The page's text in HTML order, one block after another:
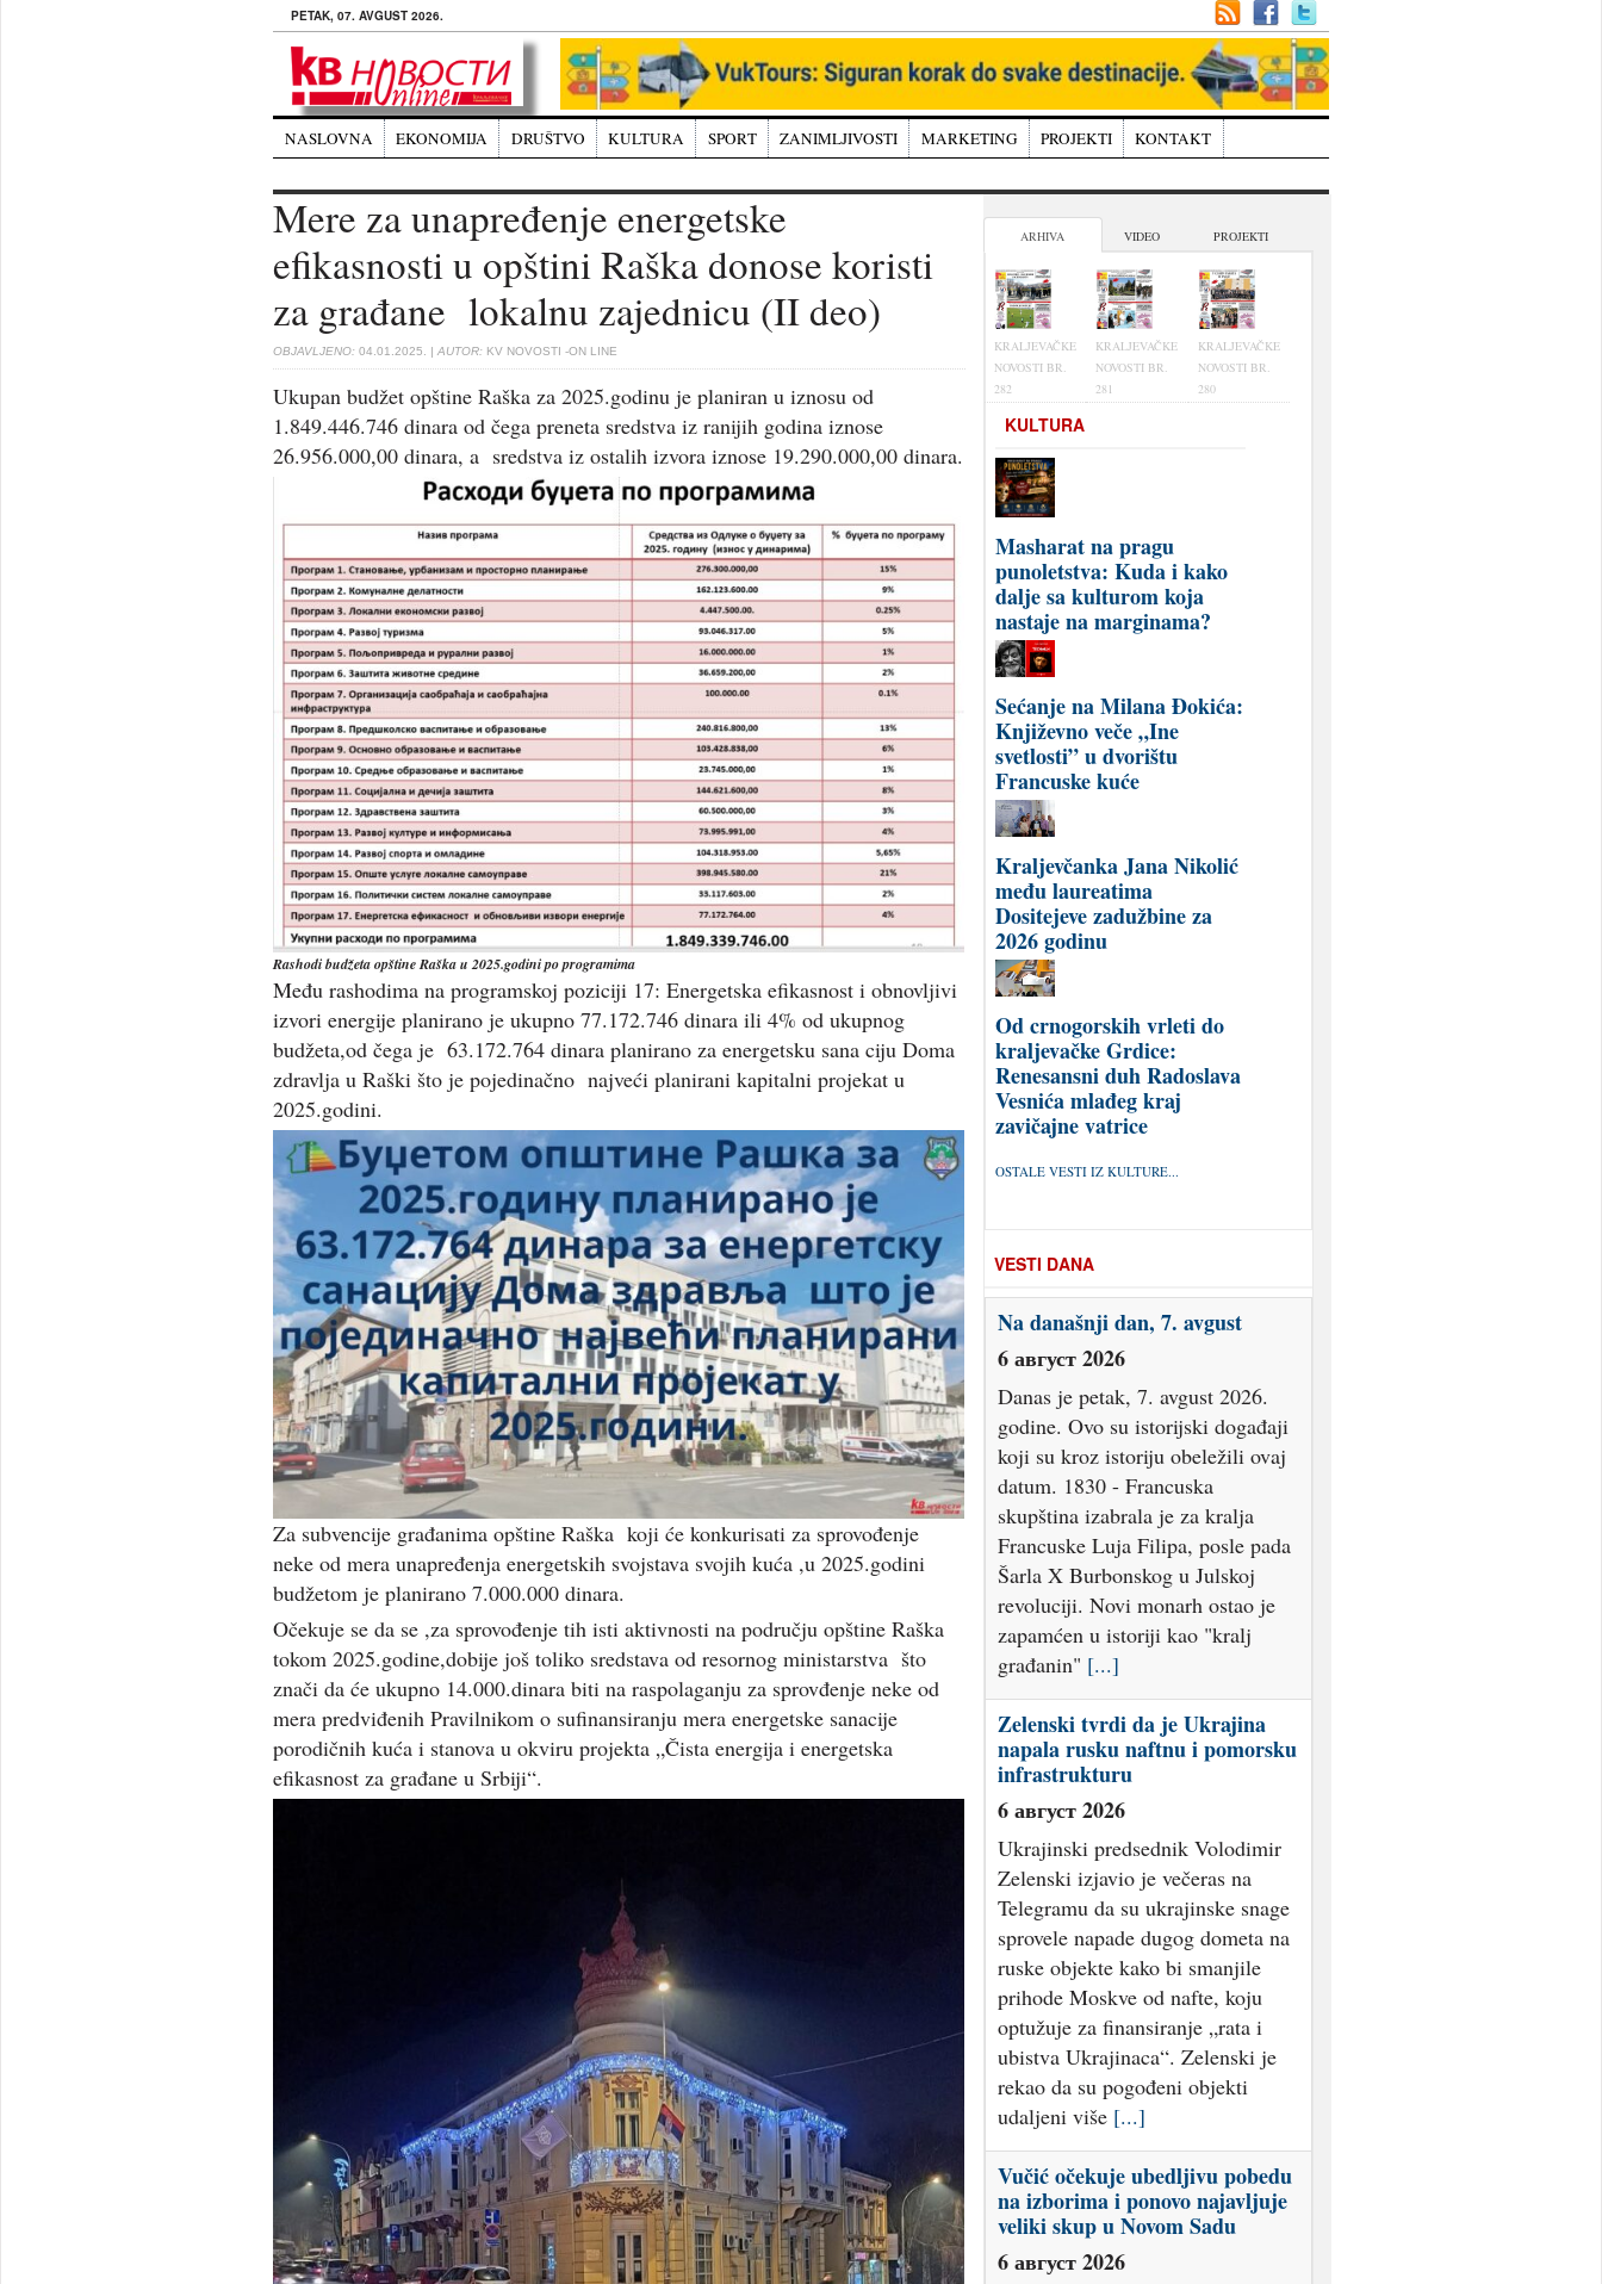
PETAK, 07. AVGUST 2026.
NASLOVNA EKONOMIJA DRUŠTVO KULTURA SPORT ZANIMLJIVOSTI MARKETING PROJEKTI KONTAKT
Mere za unapređenje energetske
efikasnosti u opštini Raška donose koristi
za građane lokalnu zajednicu (II deo)
OBJAVLJENO: 04.01.2025. | AUTOR: KV NOVOSTI -ON LINE
Ukupan budžet opštine Raška za 2025.godinu je planiran u iznosu od
1.849.446.746 dinara od čega preneta sredstva iz ranijih godina iznose
26.956.000,00 dinara, a sredstva iz ostalih izvora iznose 19.290.000,00 dinara.
Rashodi budžeta opštine Raška u 2025.godini po programima
Među rashodima na programskoj poziciji 17: Energetska efikasnost i obnovljivi
izvori energije planirano je ukupno 77.172.746 dinara ili 4% od ukupnog
budžeta,od čega je 63.172.764 dinara planirano za energetsku sana ciju Doma
zdravlja u Raški što je pojedinačno najveći planirani kapitalni projekat u
2025.godini.
Za subvencije građanima opštine Raška koji će konkurisati za sprovođenje
neke od mera unapređenja energetskih svojstava svojih kuća ,u 2025.godini
budžetom je planirano 7.000.000 dinara.
Očekuje se da se ,za sprovođenje tih isti aktivnosti na području opštine Raška
tokom 2025.godine,dobije još toliko sredstava od resornog ministarstva što
znači da će ukupno 14.000.dinara biti na raspolaganju za sprovđenje neke od
mera predviđenih Pravilnikom o sufinansiranju mera energetske sanacije
porodičnih kuća i stanova u okviru projekta „Čista energija i energetska
efikasnost za građane u Srbiji“.
ARHIVA VIDEO PROJEKTI
KRALJEVAČKE
NOVOSTI BR.
282
KRALJEVAČKE
NOVOSTI BR.
281
KRALJEVAČKE
NOVOSTI BR.
280
KULTURA
Masharat na pragu
punoletstva: Kuda i kako
dalje sa kulturom koja
nastaje na marginama?
Sećanje na Milana Đokića:
Književno veče „Ine
svetlosti” u dvorištu
Francuske kuće
Kraljevčanka Jana Nikolić
među laureatima
Dositejeve zadužbine za
2026 godinu
Od crnogorskih vrleti do
kraljevačke Grdice:
Renesansni duh Radoslava
Vesnića mlađeg kraj
zavičajne vatrice
OSTALE VESTI IZ KULTURE...
VESTI DANA
Na današnji dan, 7. avgust
6 август 2026
Danas je petak, 7. avgust 2026.
godine. Ovo su istorijski događaji
koji su kroz istoriju obeležili ovaj
datum. 1830 - Francuska
skupština izabrala je za kralja
Francuske Luja Filipa, posle pada
Šarla X Burbonskog u Julskoj
revoluciji. Novi monarh ostao je
zapamćen u istoriji kao "kralj
građanin" [...]
Zelenski tvrdi da je Ukrajina
napala rusku naftnu i pomorsku
infrastrukturu
6 август 2026
Ukrajinski predsednik Volodimir
Zelenski izjavio je večeras na
Telegramu da su ukrajinske snage
sprovele napade dugog dometa na
ruske objekte kako bi smanjile
prihode Moskve od nafte, koju
optužuje za finansiranje „rata i
ubistva Ukrajinaca“. Zelenski je
rekao da su pogođeni objekti
udaljeni više [...]
Vučić očekuje ubedljivu pobedu
na izborima i ponovo najavljuje
veliki skup u Novom Sadu
6 август 2026